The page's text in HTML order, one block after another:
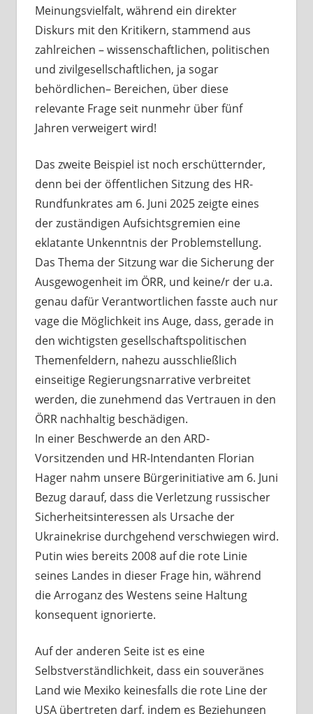
Meinungsvielfalt, während ein direkter
Diskurs mit den Kritikern, stammend aus
zahlreichen – wissenschaftlichen, politischen
und zivilgesellschaftlichen, ja sogar
behördlichen– Bereichen, über diese
relevante Frage seit nunmehr über fünf
Jahren verweigert wird!
Das zweite Beispiel ist noch erschütternder,
denn bei der öffentlichen Sitzung des HR-
Rundfunkrates am 6. Juni 2025 zeigte eines
der zuständigen Aufsichtsgremien eine
eklatante Unkenntnis der Problemstellung.
Das Thema der Sitzung war die Sicherung der
Ausgewogenheit im ÖRR, und keine/r der u.a.
genau dafür Verantwortlichen fasste auch nur
vage die Möglichkeit ins Auge, dass, gerade in
den wichtigsten gesellschaftspolitischen
Themenfeldern, nahezu ausschließlich
einseitige Regierungsnarrative verbreitet
werden, die zunehmend das Vertrauen in den
ÖRR nachhaltig beschädigen.
In einer Beschwerde an den ARD-
Vorsitzenden und HR-Intendanten Florian
Hager nahm unsere Bürgerinitiative am 6. Juni
Bezug darauf, dass die Verletzung russischer
Sicherheitsinteressen als Ursache der
Ukrainekrise durchgehend verschwiegen wird.
Putin wies bereits 2008 auf die rote Linie
seines Landes in dieser Frage hin, während
die Arroganz des Westens seine Haltung
konsequent ignorierte.
Auf der anderen Seite ist es eine
Selbstverständlichkeit, dass ein souveränes
Land wie Mexiko keinesfalls die rote Line der
USA übertreten darf, indem es Beziehungen